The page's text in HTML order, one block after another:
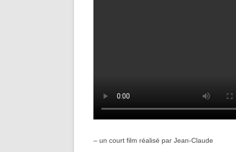
– un court film réalisé par Jean-Claude